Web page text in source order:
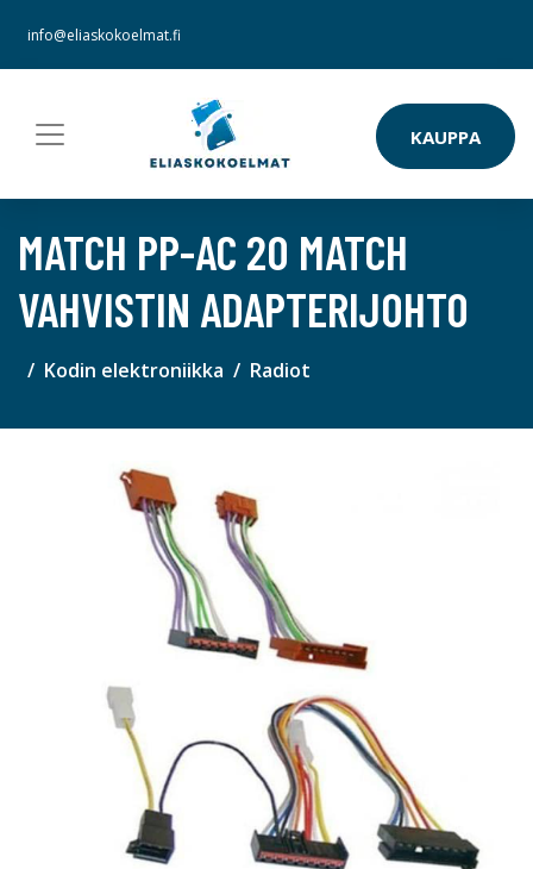
info@eliaskokoelmat.fi
KAUPPA
MATCH PP-AC 20 MATCH
VAHVISTIN ADAPTERIJOHTO
Kodin elektroniikka Radiot